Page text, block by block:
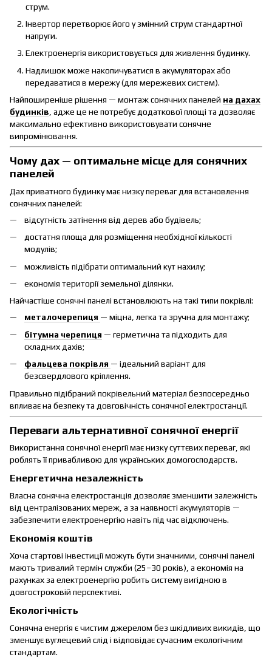
струм.
Інвертор перетворює його у змінний струм стандартної
напруги.
Електроенергія використовується для живлення будинку.
Надлишок може накопичуватися в акумуляторах або
передаватися в мережу (для мережевих систем).
Найпоширеніше рішення — монтаж сонячних панелей на дахах
будинків, адже це не потребує додаткової площі та дозволяє
максимально ефективно використовувати сонячне
випромінювання.
Чому дах — оптимальне місце для сонячних
панелей
Дах приватного будинку має низку переваг для встановлення
сонячних панелей:
відсутність затінення від дерев або будівель;
достатня площа для розміщення необхідної кількості
модулів;
можливість підібрати оптимальний кут нахилу;
економія території земельної ділянки.
Найчастіше сонячні панелі встановлюють на такі типи покрівлі:
металочерепиця — міцна, легка та зручна для монтажу;
бітумна черепиця — герметична та підходить для
складних дахів;
фальцева покрівля — ідеальний варіант для
безсвердлового кріплення.
Правильно підібраний покрівельний матеріал безпосередньо
впливає на безпеку та довговічність сонячної електростанції.
Переваги альтернативної сонячної енергії
Використання сонячної енергії має низку суттєвих переваг, які
роблять її привабливою для українських домогосподарств.
Енергетична незалежність
Власна сонячна електростанція дозволяє зменшити залежність
від централізованих мереж, а за наявності акумуляторів —
забезпечити електроенергію навіть під час відключень.
Економія коштів
Хоча стартові інвестиції можуть бути значними, сонячні панелі
мають тривалий термін служби (25–30 років), а економія на
рахунках за електроенергію робить систему вигідною в
довгостроковій перспективі.
Екологічність
Сонячна енергія є чистим джерелом без шкідливих викидів, що
зменшує вуглецевий слід і відповідає сучасним екологічним
стандартам.